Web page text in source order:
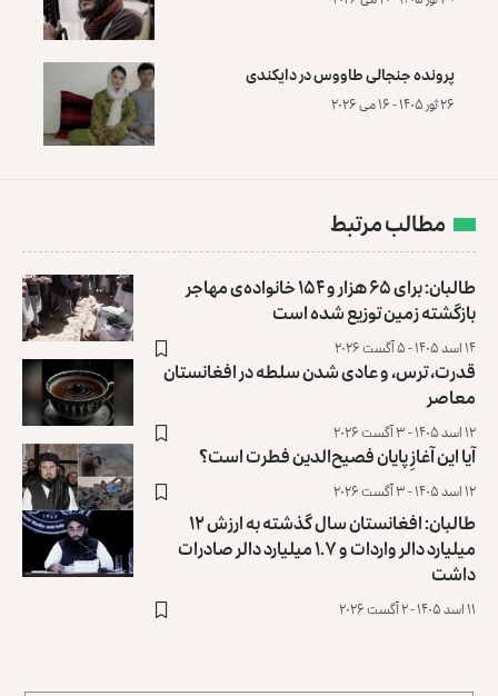
پرونده‌ جنجالی طاووس در دایکندی
۲۶ ثور ۱۴۰۵ - ۱۶ می ۲۰۲۶
مطالب مرتبط
طالبان: برای ۶۵ هزار و ۱۵۴ خانواده‌ی مهاجر
بازگشته زمین توزیع ‏شده است
۱۴ اسد ۱۴۰۵ - ۵ آگست ۲۰۲۶
قدرت، ترس، و عادی ‌شدن سلطه در افغانستان
معاصر
۱۲ اسد ۱۴۰۵ - ۳ آگست ۲۰۲۶
آیا این آغازِ پایان فصیح‌الدین فطرت است؟
۱۲ اسد ۱۴۰۵ - ۳ آگست ۲۰۲۶
طالبان: افغانستان سال گذشته به ارزش ۱۲
میلیارد دالر واردات و ۱.۷ میلیارد دالر صادرات
داشت
۱۱ اسد ۱۴۰۵ - ۲ آگست ۲۰۲۶